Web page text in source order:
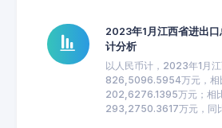
2023年1月江西省进出
计分析
以人民币计，2023年1月
826,5096.5954万元，相
202,6276.1395万元；相
293,2750.3617万元，同